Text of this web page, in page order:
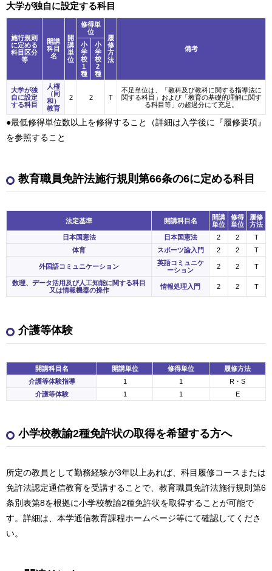
大学が独自に設定する科目
施⾏規則
に定める
科目区分
等
開講
科目
名
開
講
単
位
修得単
位
履
修
方
法
備考
小
学
校
1
種
小
学
校
2
種
大学が独
自に設定
する科目
人権
（同
和）
教育
2 2 T
不足単位は、「教科及び教科に関する指導法に
関する科目」および「教育の基礎的理解に関す
る科目等」の超過分にて充足。
●最低修得単位数以上を修得すること（詳細は入学後に『履修要項』
を参照すること
教育職員免許法施行規則第66条の6に定める科目
法定基準 開講科目名
開講
単位
修得
単位
履修
方法
日本国憲法
日本国憲法 2 2
T
体育
スポーツ論入門 2 2 T
外国語コミュニケーション
英語コミュニケ
ーション
2 2 T
数理、データ活用及び人工知能に関する科目
又は情報機器の操作
情報処理入門 2 2 T
介護等体験
開講科目名 開講単位 修得単位
履修方法
介護等体験指導
1 1
R・S
介護等体験
1 1 E
小学校教諭2種免許状の取得を希望する方へ
所定の教員として勤務経験が3年以上あれば、科目履修コースまたは
免許法認定通信教育を受講することで、教育職員免許法施行規則第6
条別表第8を根拠に小学校教諭2種免許状を取得することが可能で
す。詳細は、本学通信教育課程ホームページ等にて確認してくださ
い。